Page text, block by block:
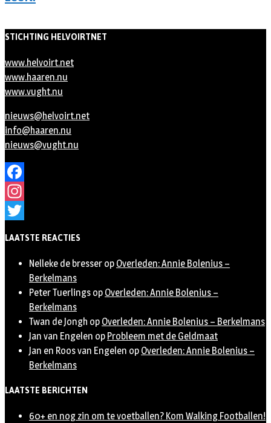
STICHTING HELVOIRTNET
www.helvoirt.net
www.haaren.nu
www.vught.nu
nieuws@helvoirt.net
info@haaren.nu
nieuws@vught.nu
Facebook
Instagram
LAATSTE REACTIES
Nelleke de bresser op Overleden: Annie Bolenius –
Berkelmans
Peter Tuerlings op Overleden: Annie Bolenius –
Berkelmans
Twan de Jongh op Overleden: Annie Bolenius – Berkelmans
Jan van Engelen op Probleem met de Geldmaat
Jan en Roos van Engelen op Overleden: Annie Bolenius –
Berkelmans
LAATSTE BERICHTEN
60+ en nog zin om te voetballen? Kom Walking Footballen!